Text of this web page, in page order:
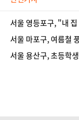
서울 영등포구, "내
육' 수강생 모집
서울 마포구, 여름철
서울 용산구, 초등학